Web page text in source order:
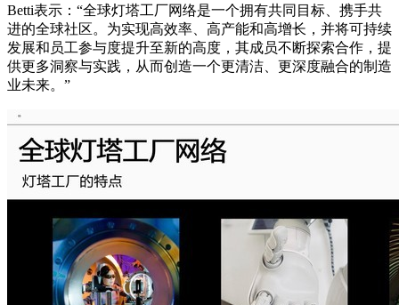
Betti表示：“全球灯塔工厂网络是一个拥有共同目标、携手共
进的全球社区。为实现高效率、高产能和高增长，并将可持续
发展和员工参与度提升至新的高度，其成员不断探索合作，提
供更多洞察与实践，从而创造一个更清洁、更深度融合的制造
业未来。”